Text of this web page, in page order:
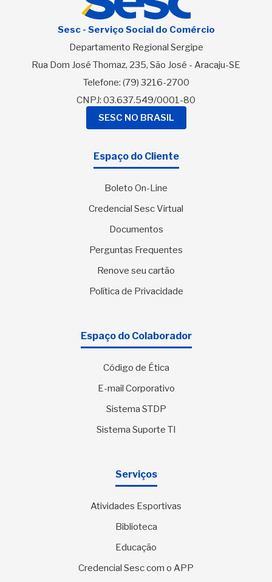
Sesc - Serviço Social do Comércio
Departamento Regional Sergipe
Rua Dom José Thomaz, 235, São José - Aracaju-SE
Telefone: (79) 3216-2700
CNPJ: 03.637.549/0001-80
SESC NO BRASIL
Espaço do Cliente
Boleto On-Line
Credencial Sesc Virtual
Documentos
Perguntas Frequentes
Renove seu cartão
Política de Privacidade
Espaço do Colaborador
Código de Ética
E-mail Corporativo
Sistema STDP
Sistema Suporte TI
Serviços
Atividades Esportivas
Biblioteca
Educação
Credencial Sesc com o APP